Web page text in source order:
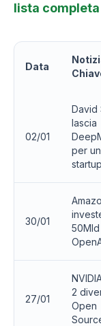
lista
Data
02/01
David
lascia
per
startup
30/01
50Mld
27/01
2
Open